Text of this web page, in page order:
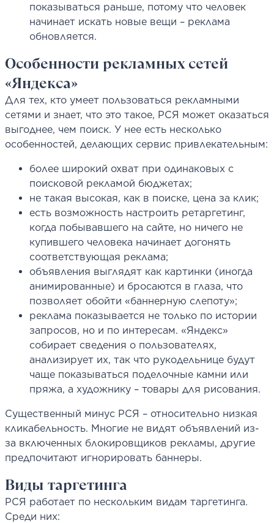
показываться раньше, потому что человек
начинает искать новые вещи – реклама
обновляется.
Особенности рекламных сетей
«Яндекса»
Для тех, кто умеет пользоваться рекламными
сетями и знает, что это такое, РСЯ может оказаться
выгоднее, чем поиск. У нее есть несколько
особенностей, делающих сервис привлекательным:
более широкий охват при одинаковых с
поисковой рекламой бюджетах;
не такая высокая, как в поиске, цена за клик;
есть возможность настроить ретаргетинг,
когда побывавшего на сайте, но ничего не
купившего человека начинает догонять
соответствующая реклама;
объявления выглядят как картинки (иногда
анимированные) и бросаются в глаза, что
позволяет обойти «баннерную слепоту»;
реклама показывается не только по истории
запросов, но и по интересам. «Яндекс»
собирает сведения о пользователях,
анализирует их, так что рукодельнице будут
чаще показываться поделочные камни или
пряжа, а художнику – товары для рисования.
Существенный минус РСЯ – относительно низкая
кликабельность. Многие не видят объявлений из-
за включенных блокировщиков рекламы, другие
предпочитают игнорировать баннеры.
Виды таргетинга
РСЯ работает по нескольким видам таргетинга.
Среди них: